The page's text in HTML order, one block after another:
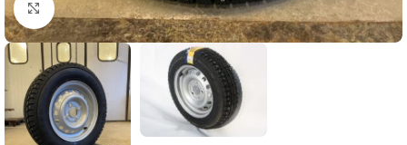
Klicka för att förstora